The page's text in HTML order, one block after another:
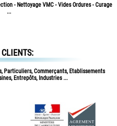
- Nettoyage VMC - Vides Ordures - Curage
...
Particuliers, Commerçants, Etablissements
Entrepôts, Industries ...